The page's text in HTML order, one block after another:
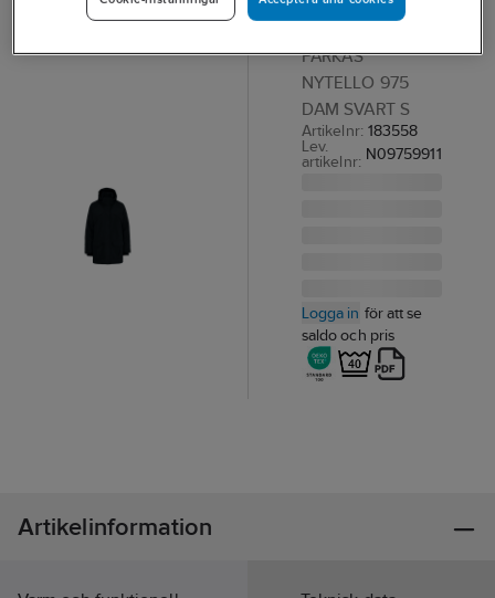
Dam
PARKAS
NYTELLO 975
DAM SVART S
Artikelnr: 183558
Lev.
artikelnr: N09759911
Logga in för att se
saldo och pris
Artikelinformation